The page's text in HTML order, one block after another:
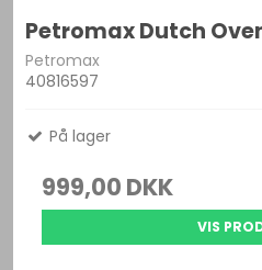
Petromax Dutch
Petromax
40816597
På lager
999,00 DKK
VIS